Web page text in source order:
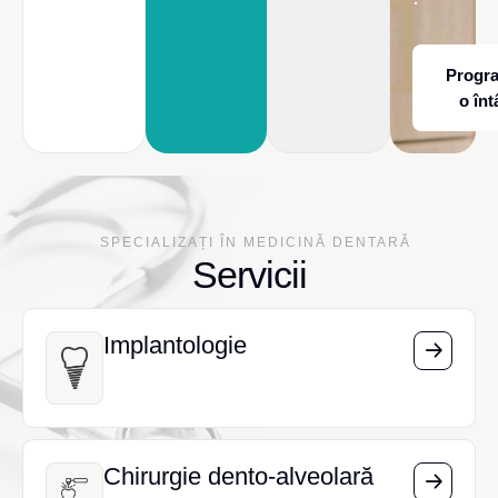
o
SPECIALIZAȚI ÎN MEDICINĂ DENTARĂ
Servicii
Implantologie
Implantologie
Chirurgie dento-alveolară
Chirurgie dento-alveolară